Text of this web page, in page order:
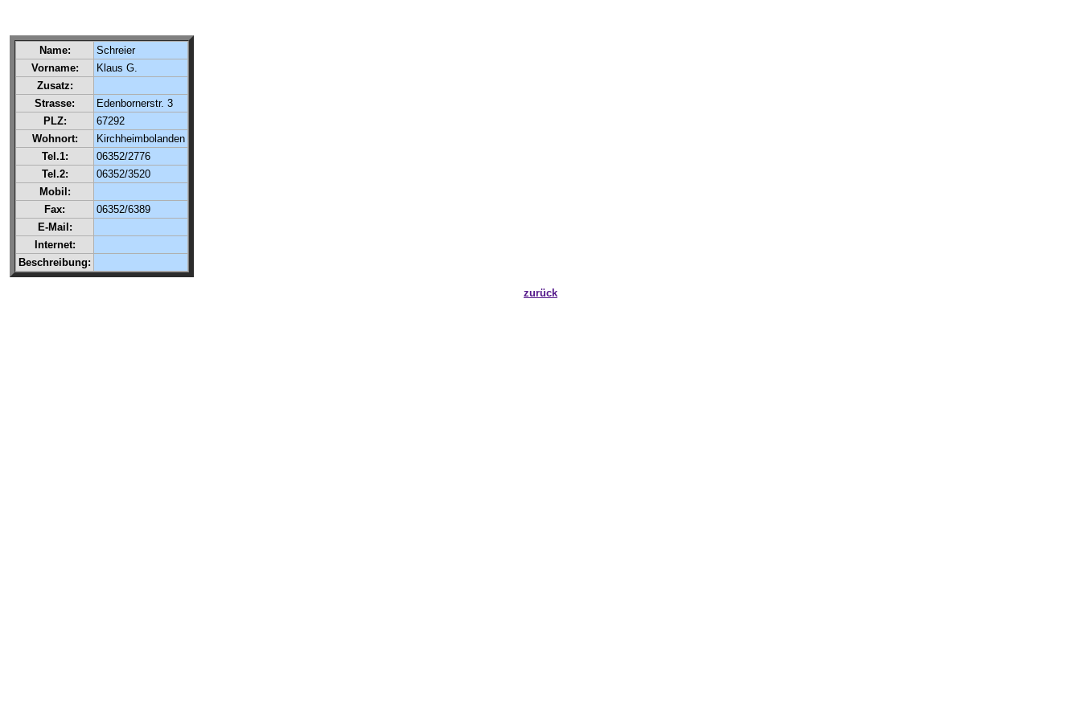
Name:
Schreier
Vorname:
Klaus G.
Zusatz:
Strasse:
Edenbornerstr. 3
PLZ:
67292
Wohnort:
Kirchheimbolanden
Tel.1:
06352/2776
Tel.2:
06352/3520
Mobil:
Fax:
06352/6389
E-Mail:
Internet:
Beschreibung:
zurück